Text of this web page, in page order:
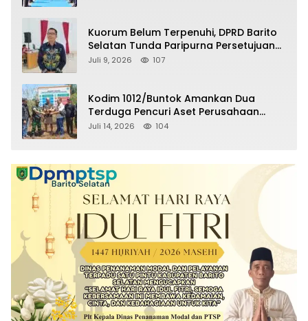
Kuorum Belum Terpenuhi, DPRD Barito
Selatan Tunda Paripurna Persetujuan
Raperda Pertanggungjawaban APBD
Juli 9, 2026 107
Kodim 1012/Buntok Amankan Dua
Terduga Pencuri Aset Perusahaan
Sitaan Satgas PKH, Satu Paket Diduga
Juli 14, 2026 104